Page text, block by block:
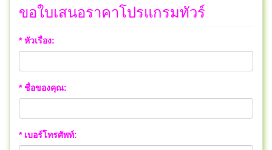
ขอใบเสนอราคาโปรแกรมทัวร์
* หัวเรื่อง:
* ชื่อของคุณ:
* เบอร์โทรศัพท์: